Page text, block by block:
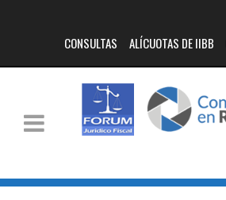
CONSULTAS ALÍCUOTAS DE IIBB